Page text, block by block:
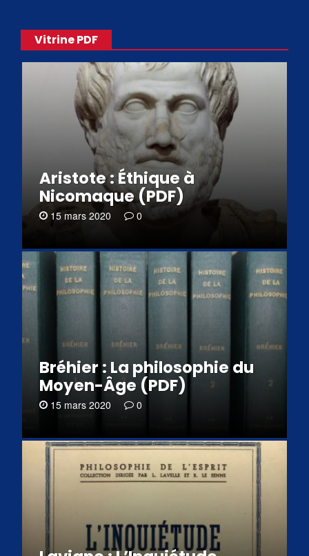
Vitrine PDF
Aristote : Éthique à
Nicomaque (PDF)
15 mars 2020 0
Bréhier : La philosophie du
Moyen-Âge (PDF)
15 mars 2020 0